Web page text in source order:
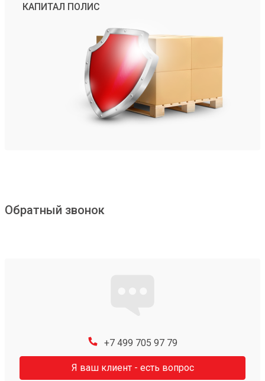
КАПИТАЛ ПОЛИС
Обратный звонок
+7 499 705 97 79
Я ваш клиент - есть вопрос